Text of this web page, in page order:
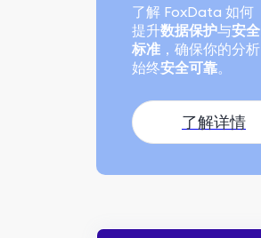
了解 FoxData 如何
提升数据保护与安全
标准 ，确保你的分析
始终安全可靠。
了解详情